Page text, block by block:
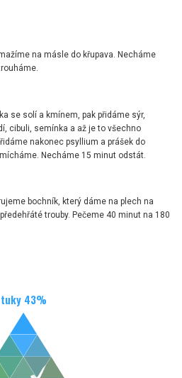
na másle do křupava. Necháme
se solí a kmínem, pak přidáme sýr,
cibuli, semínka a až je to všechno
nakonec psyllium a prášek do
Necháme 15 minut odstát.
bochník, který dáme na plech na
trouby. Pečeme 40 minut na 180
tuky 43%